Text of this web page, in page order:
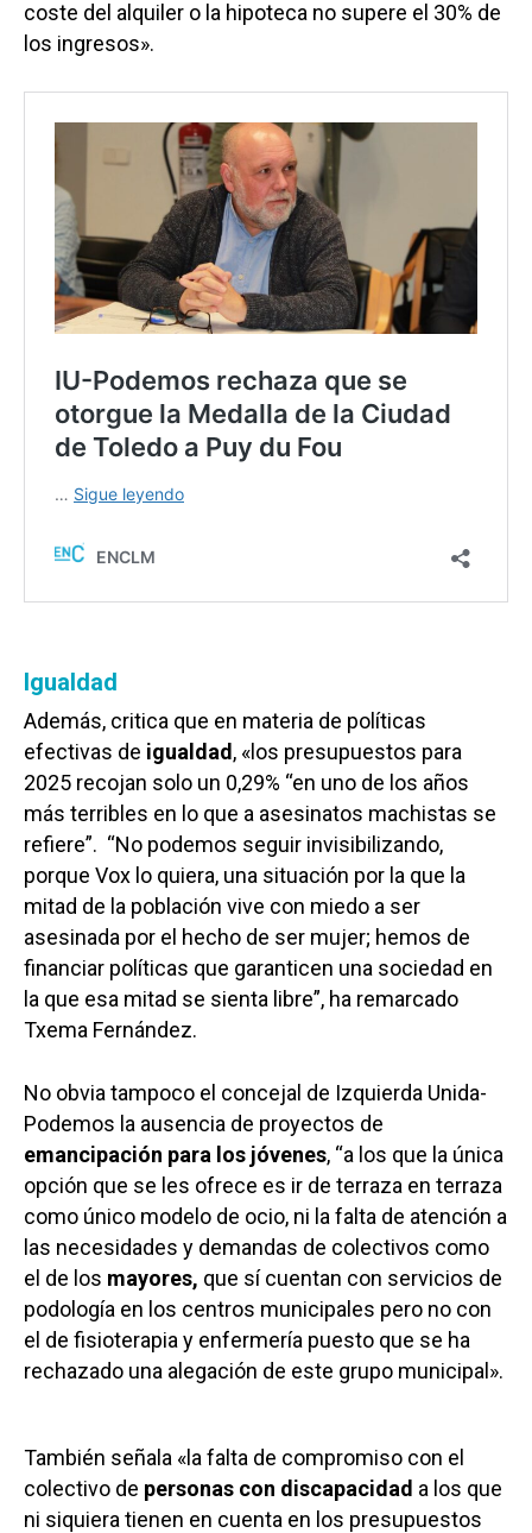
coste del alquiler o la hipoteca no supere el 30% de
los ingresos».
Igualdad
Además, critica que en materia de políticas
efectivas de igualdad, «los presupuestos para
2025 recojan solo un 0,29% “en uno de los años
más terribles en lo que a asesinatos machistas se
refiere”. “No podemos seguir invisibilizando,
porque Vox lo quiera, una situación por la que la
mitad de la población vive con miedo a ser
asesinada por el hecho de ser mujer; hemos de
financiar políticas que garanticen una sociedad en
la que esa mitad se sienta libre”, ha remarcado
Txema Fernández.
No obvia tampoco el concejal de Izquierda Unida-
Podemos la ausencia de proyectos de
emancipación para los jóvenes, “a los que la única
opción que se les ofrece es ir de terraza en terraza
como único modelo de ocio, ni la falta de atención a
las necesidades y demandas de colectivos como
el de los mayores, que sí cuentan con servicios de
podología en los centros municipales pero no con
el de fisioterapia y enfermería puesto que se ha
rechazado una alegación de este grupo municipal».
También señala «la falta de compromiso con el
colectivo de personas con discapacidad a los que
ni siquiera tienen en cuenta en los presupuestos